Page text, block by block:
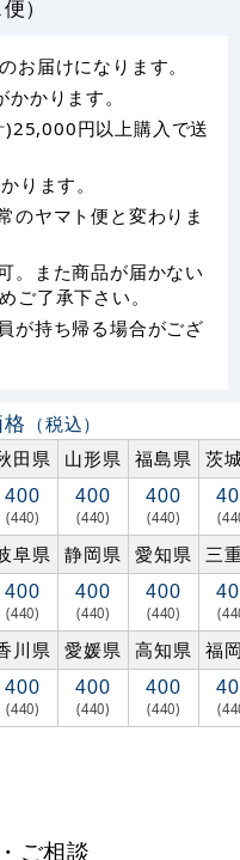
）
お届けになります。
かります。
)25,000円以上購入で送
ります。
のヤマト便と変わりま
。また商品が届かない
ご了承下さい。
が持ち帰る場合がござ
（税込）
田県 山形県 福島県 茨
400
(440)
400
(440)
400
(440)
阜県 静岡県 愛知県 三
400
(440)
400
(440)
400
(440)
川県 愛媛県 高知県 福
400
(440)
400
(440)
400
(440)
ご相談